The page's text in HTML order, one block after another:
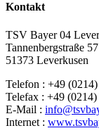
Kontakt
TSV Bayer 04
Tannenbergstraße 57
51373 Leverkusen
Telefon : +49
Telefax : +49
E-Mail :
Internet :